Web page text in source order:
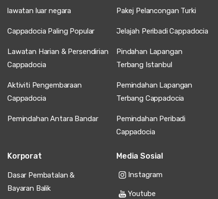
lawatan luar negara Pakej Pelancongan Turki
Cappadocia Paling Popular Jelajah Peribadi Cappadocia
Lawatan Harian & Persendirian
Cappadocia
Pindahan Lapangan
Terbang Istanbul
Aktiviti Pengembaraan
Cappadocia
Pemindahan Lapangan
Terbang Cappadocia
Pemindahan Antara Bandar
Pemindahan Peribadi
Cappadocia
Korporat
Dasar Pembatalan &
Bayaran Balik
Media Sosial
Instagram
Youtube